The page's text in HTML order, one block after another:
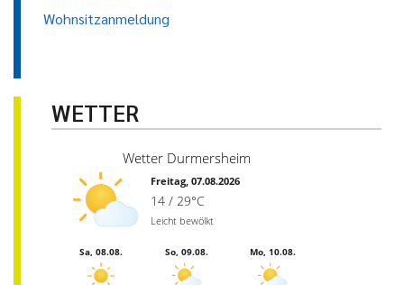
Wohnsitzanmeldung
WETTER
Wetter Durmersheim
Freitag, 07.08.2026
14 / 29°C
Leicht bewölkt
Sa, 08.08. So, 09.08. Mo, 10.08.